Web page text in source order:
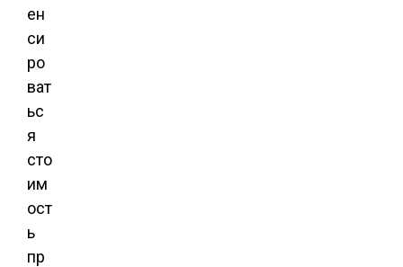
ен
си
ро
ват
ьс
я
сто
им
ост
ь
пр